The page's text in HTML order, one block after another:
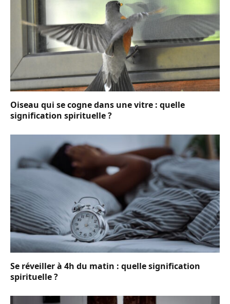
Oiseau qui se cogne dans une vitre : quelle
signification spirituelle ?
Se réveiller à 4h du matin : quelle signification
spirituelle ?